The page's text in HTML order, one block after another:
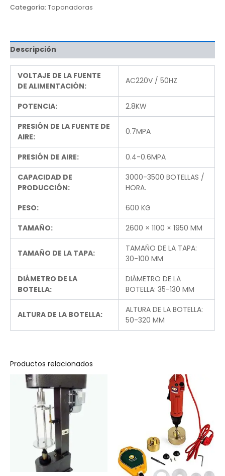
Categoría: Taponadoras
Descripción
VOLTAJE DE LA FUENTE
DE ALIMENTACIÓN:
AC220V / 50HZ
POTENCIA:
2.8KW
PRESIÓN DE LA FUENTE DE
AIRE:
0.7MPA
PRESIÓN DE AIRE:
0.4-0.6MPA
CAPACIDAD DE
PRODUCCIÓN:
3000-3500 BOTELLAS /
HORA.
PESO:
600 KG
TAMAÑO:
2600 × 1100 × 1950 MM
TAMAÑO DE LA TAPA:
TAMAÑO DE LA TAPA:
30-100 MM
DIÁMETRO DE LA
BOTELLA:
DIÁMETRO DE LA
BOTELLA: 35-130 MM
ALTURA DE LA BOTELLA:
ALTURA DE LA BOTELLA:
50-320 MM
Productos relacionados